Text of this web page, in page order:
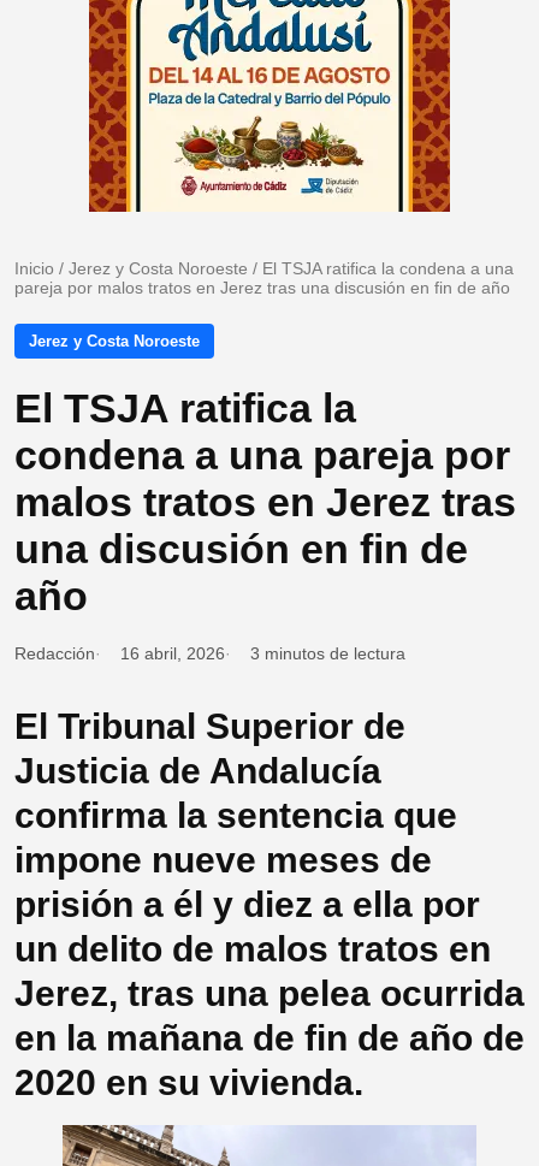
Inicio / Jerez y Costa Noroeste / El TSJA ratifica la condena a una
pareja por malos tratos en Jerez tras una discusión en fin de año
Jerez y Costa Noroeste
El TSJA ratifica la
condena a una pareja por
malos tratos en Jerez tras
una discusión en fin de
año
Redacción 16 abril, 2026 3 minutos de lectura
El Tribunal Superior de
Justicia de Andalucía
confirma la sentencia que
impone nueve meses de
prisión a él y diez a ella por
un delito de malos tratos en
Jerez, tras una pelea ocurrida
en la mañana de fin de año de
2020 en su vivienda.